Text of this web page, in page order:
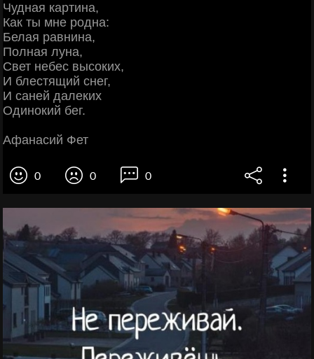
Чудная картина,
Как ты мне родна:
Белая равнина,
Полная луна,
Свет небес высоких,
И блестящий снег,
И саней далеких
Одинокий бег.
Афанасий Фет
0 0 0